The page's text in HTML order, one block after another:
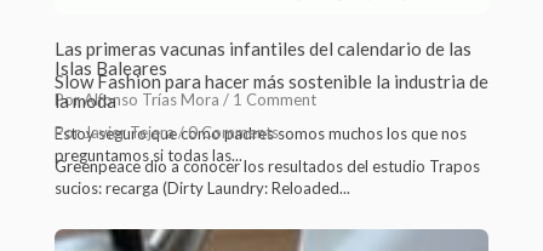
Las primeras vacunas infantiles del calendario de las
Islas Baleares
Por Alfonso Trías Mora / 1 Comment
Estoy seguro que como padres somos muchos los que nos
preguntamos si todas las...
Slow Fashion para hacer más sostenible la industria de
la moda
Por Javier Tejera /0 Comments
Greenpeace dio a conocer los resultados del estudio Trapos
sucios: recarga (Dirty Laundry: Reloaded...